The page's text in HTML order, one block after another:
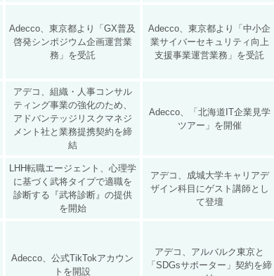
Adecco、東京都より「GX普及
啓発シンポジウム企画運営業
務」を受託
Adecco、東京都より「中小企
業サイバーセキュリティ向上
支援事業運営業務」を受託
アデコ、組織・人事コンサル
ティング事業の強化のため、
アドバンテッジリスクマネジ
メント社と業務提携契約を締
結
Adecco、「北海道IT企業見学
ツアー」を開催
LHH転職エージェント、心理学
に基づく武将タイプで適職を
診断する『武将診断』の提供
を開始
アデコ、成城大学キャリアデ
ザイン科目にゲスト講師とし
て登壇
Adecco、公式TikTokアカウン
トを開設
アデコ、アルバルク東京と
「SDGsサポーター」契約を締